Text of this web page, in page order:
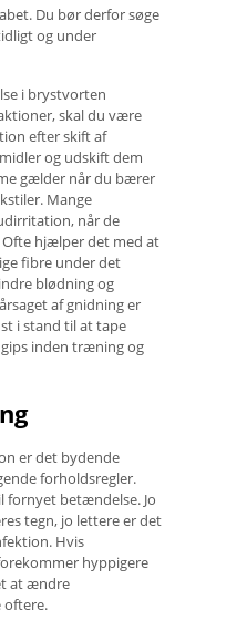
Du bør derfor søge
og under
i brystvorten
skal du være
efter skift af
og udskift dem
gælder når du bærer
Mange
når de
hjælper det med at
fibre under det
blødning og
af gnidning er
i stand til at tape
inden træning og
er det bydende
forholdsregler.
fornyet betændelse. Jo
tegn, jo lettere er det
Hvis
hyppigere
at ændre
oftere.